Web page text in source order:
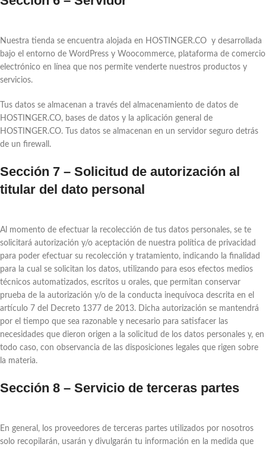
Nuestra tienda se encuentra alojada en HOSTINGER.CO y desarrollada
bajo el entorno de WordPress y Woocommerce, plataforma de comercio
electrónico en línea que nos permite venderte nuestros productos y
servicios.
Tus datos se almacenan a través del almacenamiento de datos de
HOSTINGER.CO, bases de datos y la aplicación general de
HOSTINGER.CO. Tus datos se almacenan en un servidor seguro detrás
de un firewall.
Sección 7 – Solicitud de autorización al
titular del dato personal
Al momento de efectuar la recolección de tus datos personales, se te
solicitará autorización y/o aceptación de nuestra política de privacidad
para poder efectuar su recolección y tratamiento, indicando la finalidad
para la cual se solicitan los datos, utilizando para esos efectos medios
técnicos automatizados, escritos u orales, que permitan conservar
prueba de la autorización y/o de la conducta inequívoca descrita en el
artículo 7 del Decreto 1377 de 2013. Dicha autorización se mantendrá
por el tiempo que sea razonable y necesario para satisfacer las
necesidades que dieron origen a la solicitud de los datos personales y, en
todo caso, con observancia de las disposiciones legales que rigen sobre
la materia.
Sección 8 – Servicio de terceras partes
En general, los proveedores de terceras partes utilizados por nosotros
solo recopilarán, usarán y divulgarán tu información en la medida que